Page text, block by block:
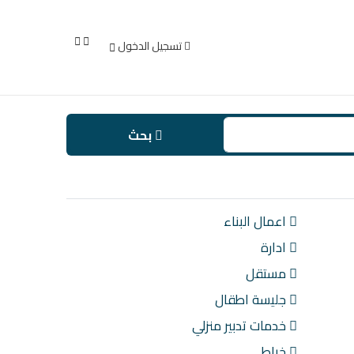
تسجيل الدخول
بحث
اعمال البناء
ادارة
مستقل
جليسة اطقال
خدمات تدبير منزلي